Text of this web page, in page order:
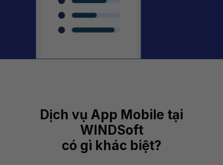
Dịch vụ App Mobile tại
WINDSoft
có gì khác biệt?